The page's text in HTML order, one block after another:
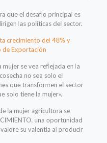
que el desafío principal es
las políticas del sector.
crecimiento del 48% y
de Exportación
mujer se vea reflejada en la
no sea solo el
que transformen el sector
solo tiene la mujer».
la mujer agricultora se
una oportunidad
su valentía al producir